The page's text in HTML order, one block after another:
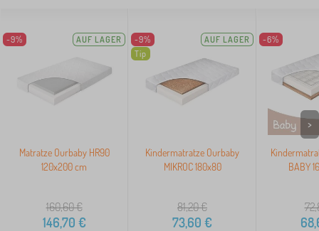
-9% AUF LAGER
Matratze Ourbaby HR90
120x200 cm
160,60€
146,70 €
-9%
Tip
AUF LAGER
Kindermatratze Ourbaby
MIKROC 180x80
81,20€
73,60 €
-6%
BABY
>